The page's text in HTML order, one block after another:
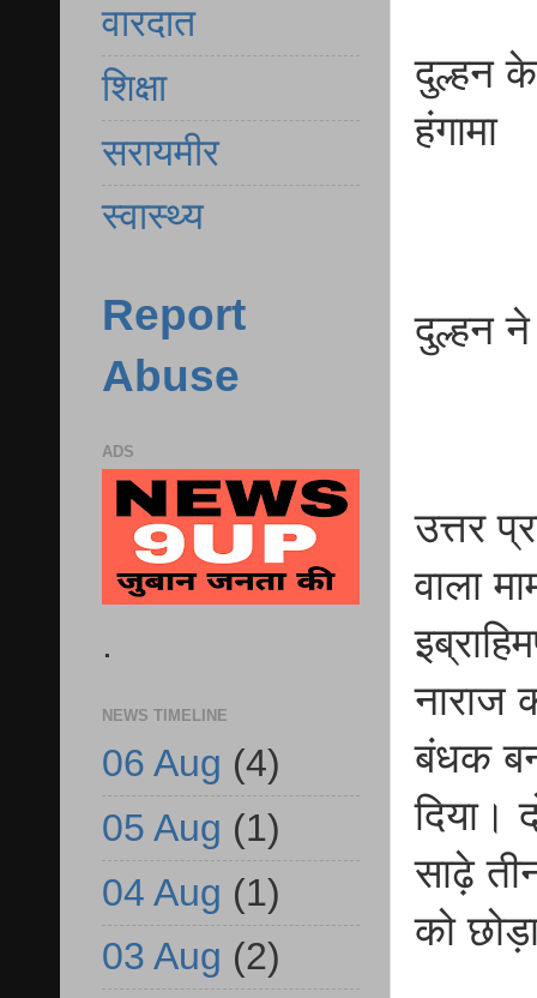
दुल्हन
हंगामा
दुल्हन
उत्तर
वाला
नाराज
बंधक
दिया।
साढ़े
को
वारदात
शिक्षा
सरायमीर
स्वास्थ्य
Report
Abuse
ADS
.
NEWS TIMELINE
06 Aug (4)
05 Aug (1)
04 Aug (1)
03 Aug (2)